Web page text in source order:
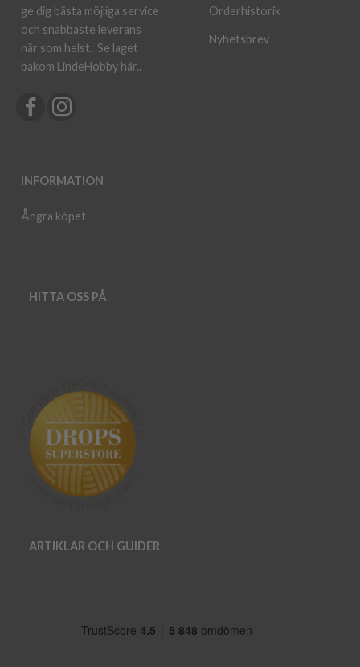
ge dig bästa möjliga service
och snabbaste leverans
när som helst. Se laget
bakom LindeHobby här..
INFORMATION
Ångra köpet
Orderhistorik
Nyhetsbrev
HITTA OSS PÅ
ARTIKLAR OCH GUIDER